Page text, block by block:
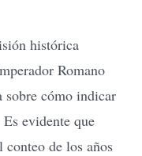
histórica
Romano
sobre cómo indicar
evidente que
conteo de los años